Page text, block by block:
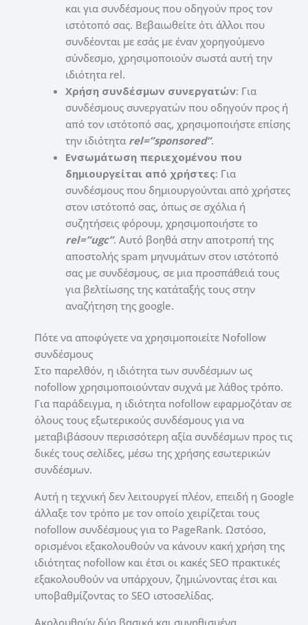
και για συνδέσμους που οδηγούν προς τον
ιστότοπό σας. Βεβαιωθείτε ότι άλλοι που
συνδέονται με εσάς με έναν χορηγούμενο
σύνδεσμο, χρησιμοποιούν σωστά αυτή την
ιδιότητα rel.
Χρήση συνδέσμων συνεργατών: Για
συνδέσμους συνεργατών που οδηγούν προς ή
από τον ιστότοπό σας, χρησιμοποιήστε επίσης
την ιδιότητα rel=”sponsored”.
Ενσωμάτωση περιεχομένου που
δημιουργείται από χρήστες: Για
συνδέσμους που δημιουργούνται από χρήστες
στον ιστότοπό σας, όπως σε σχόλια ή
συζητήσεις φόρουμ, χρησιμοποιήστε το
rel=”ugc”. Αυτό βοηθά στην αποτροπή της
αποστολής spam μηνυμάτων στον ιστότοπό
σας με συνδέσμους, σε μια προσπάθειά τους
για βελτίωσης της κατάταξής τους στην
αναζήτηση της google.
Πότε να αποφύγετε να χρησιμοποιείτε Nofollow
συνδέσμους
Στο παρελθόν, η ιδιότητα των συνδέσμων ως
nofollow χρησιμοποιούνταν συχνά με λάθος τρόπο.
Για παράδειγμα, η ιδιότητα nofollow εφαρμοζόταν σε
όλους τους εξωτερικούς συνδέσμους για να
μεταβιβάσουν περισσότερη αξία συνδέσμων προς τις
δικές τους σελίδες, μέσω της χρήσης εσωτερικών
συνδέσμων.
Αυτή η τεχνική δεν λειτουργεί πλέον, επειδή η Google
άλλαξε τον τρόπο με τον οποίο χειρίζεται τους
nofollow συνδέσμους για το PageRank. Ωστόσο,
ορισμένοι εξακολουθούν να κάνουν κακή χρήση της
ιδιότητας nofollow και έτσι οι κακές SEO πρακτικές
εξακολουθούν να υπάρχουν, ζημιώνοντας έτσι και
υποβαθμίζοντας το SEO ιστοσελίδας.